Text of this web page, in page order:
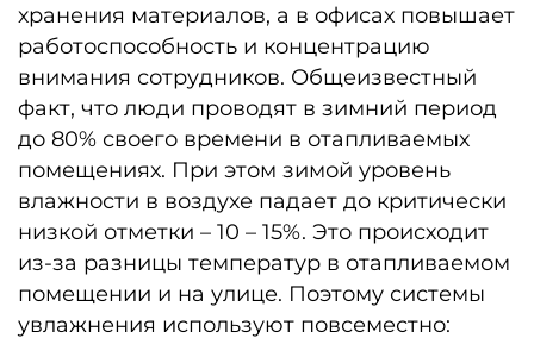
хранения материалов, а в офисах повышает
работоспособность и концентрацию
внимания сотрудников. Общеизвестный
факт, что люди проводят в зимний период
до 80% своего времени в отапливаемых
помещениях. При этом зимой уровень
влажности в воздухе падает до критически
низкой отметки – 10 – 15%. Это происходит
из-за разницы температур в отапливаемом
помещении и на улице. Поэтому системы
увлажнения используют повсеместно: